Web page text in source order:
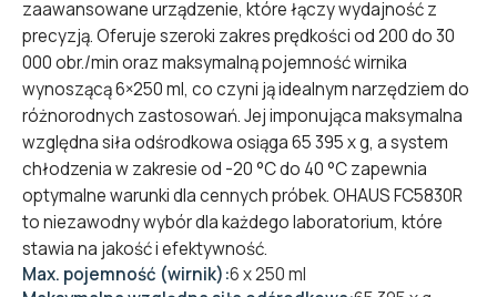
zaawansowane urządzenie, które łączy wydajność z
precyzją. Oferuje szeroki zakres prędkości od 200 do 30
000 obr./min oraz maksymalną pojemność wirnika
wynoszącą 6×250 ml, co czyni ją idealnym narzędziem do
różnorodnych zastosowań. Jej imponująca maksymalna
względna siła odśrodkowa osiąga 65 395 x g, a system
chłodzenia w zakresie od -20 °C do 40 °C zapewnia
optymalne warunki dla cennych próbek. OHAUS FC5830R
to niezawodny wybór dla każdego laboratorium, które
stawia na jakość i efektywność.
Max. pojemność (wirnik):6 x 250 ml